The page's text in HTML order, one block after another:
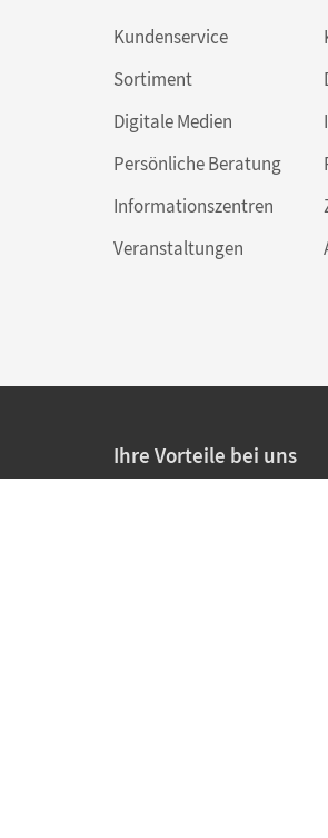
Kundenservice
Sortiment
Digitale Medien
Persönliche Beratung
Informationszentren
Veranstaltungen
Ihre Vorteile bei uns
Persönliche Angebote
Sicheres Einkaufen mit
Schnelle und einfache